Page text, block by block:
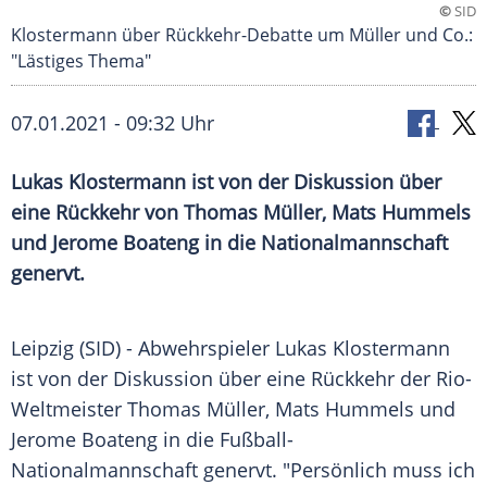
©SID
Klostermann über Rückkehr-Debatte um Müller und Co.:
"Lästiges Thema"
07.01.2021 - 09:32 Uhr
Lukas Klostermann ist von der Diskussion über
eine Rückkehr von Thomas Müller, Mats Hummels
und Jerome Boatengin die Nationalmannschaft
genervt.
Leipzig (SID) - Abwehrspieler Lukas Klostermann
ist von der Diskussion über eine Rückkehr der Rio-
Weltmeister Thomas Müller, Mats Hummels und
Jerome Boateng in die Fußball-
Nationalmannschaft genervt. "Persönlich muss ich